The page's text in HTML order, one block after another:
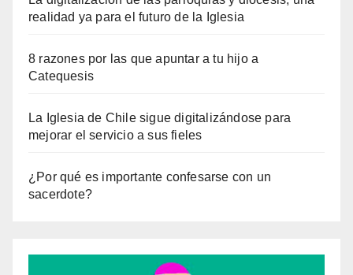
realidad ya para el futuro de la Iglesia
8 razones por las que apuntar a tu hijo a
Catequesis
La Iglesia de Chile sigue digitalizándose para
mejorar el servicio a sus fieles
¿Por qué es importante confesarse con un
sacerdote?